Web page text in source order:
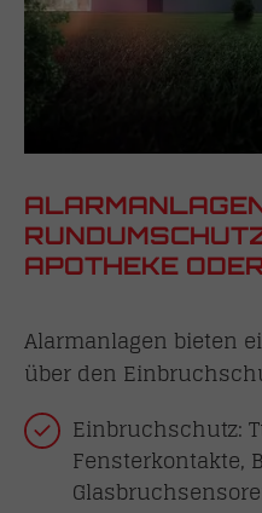
APOTHEKE
Alarmanlagen bieten
über den
Einbruchschutz:
Fensterkontakte,